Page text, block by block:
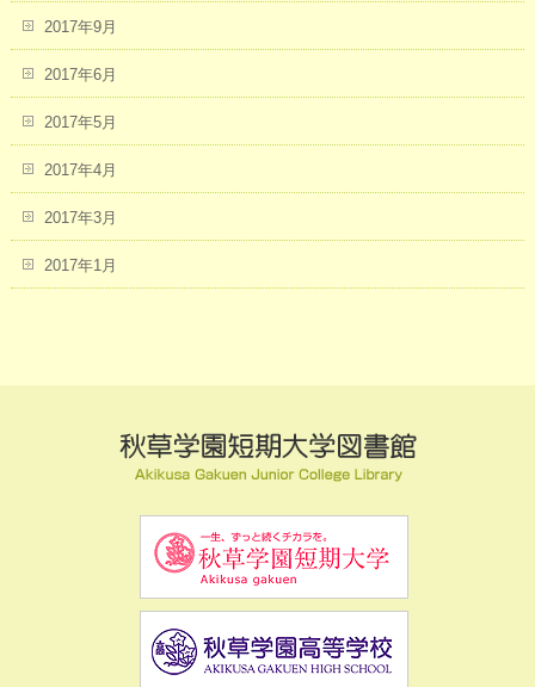
2017年9月
2017年6月
2017年5月
2017年4月
2017年3月
2017年1月